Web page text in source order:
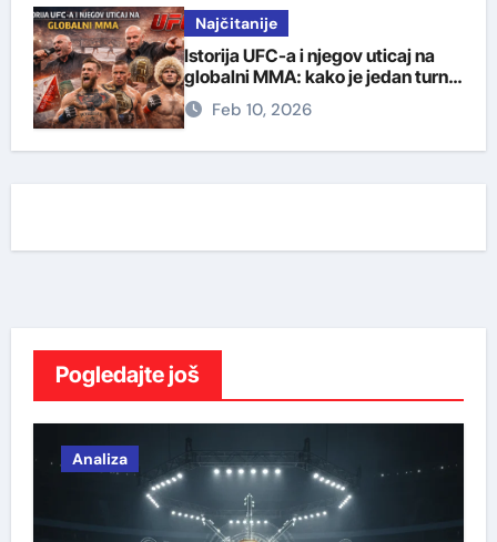
Najčitanije
Istorija UFC-a i njegov uticaj na
globalni MMA: kako je jedan turnir
promenio borilački svet
Feb 10, 2026
Pogledajte još
Analiza